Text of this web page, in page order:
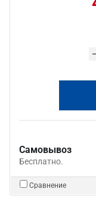
Самовывоз
Бесплатно.
Сравнение